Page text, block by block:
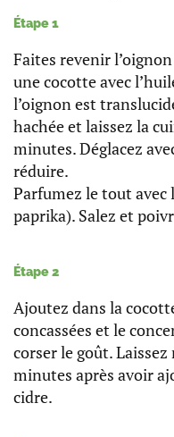
Étape 1
Faites revenir
une cocotte avec
l’oignon est
hachée et laissez la
minutes. Déglacez
réduire.
Parfumez le tout avec
paprika). Salez et
Étape 2
Ajoutez dans la
concassées et le
corser le goût.
minutes après avoir
cidre.